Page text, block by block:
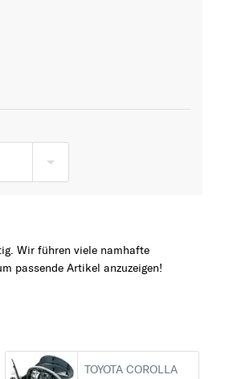
Wir führen viele namhafte
passende Artikel anzuzeigen!
TOYOTA COROLLA